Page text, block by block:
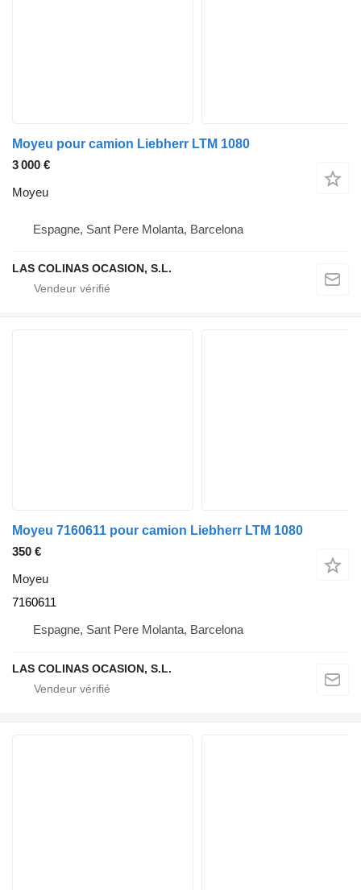
Moyeu pour camion Liebherr LTM 1080
3 000 €
Moyeu
Espagne, Sant Pere Molanta, Barcelona
LAS COLINAS OCASION, S.L.
Moyeu 7160611 pour camion Liebherr LTM 1080
350 €
Moyeu
7160611
Espagne, Sant Pere Molanta, Barcelona
LAS COLINAS OCASION, S.L.